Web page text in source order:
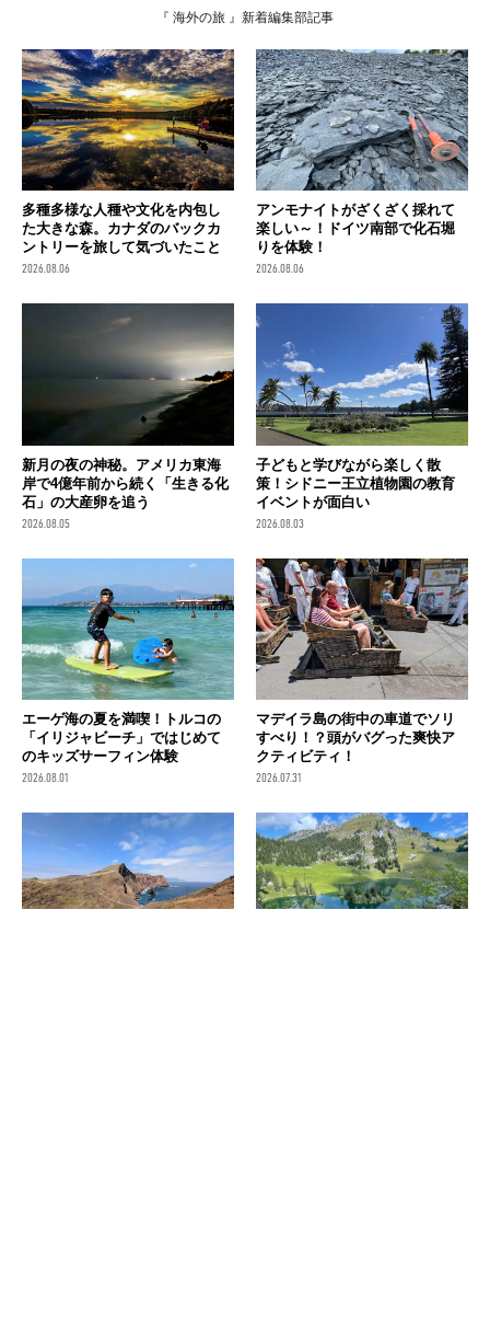
『 海外の旅 』新着編集部記事
多種多様な人種や文化を内包し
た大きな森。カナダのバックカ
ントリーを旅して気づいたこと
2026.08.06
アンモナイトがざくざく採れて
楽しい～！ドイツ南部で化石堀
りを体験！
2026.08.06
新月の夜の神秘。アメリカ東海
岸で4億年前から続く「生きる化
石」の大産卵を追う
2026.08.05
子どもと学びながら楽しく散
策！シドニー王立植物園の教育
イベントが面白い
2026.08.03
エーゲ海の夏を満喫！トルコの
「イリジャビーチ」ではじめて
のキッズサーフィン体験
2026.08.01
マデイラ島の街中の車道でソリ
すべり！？頭がバグった爽快ア
クティビティ！
2026.07.31